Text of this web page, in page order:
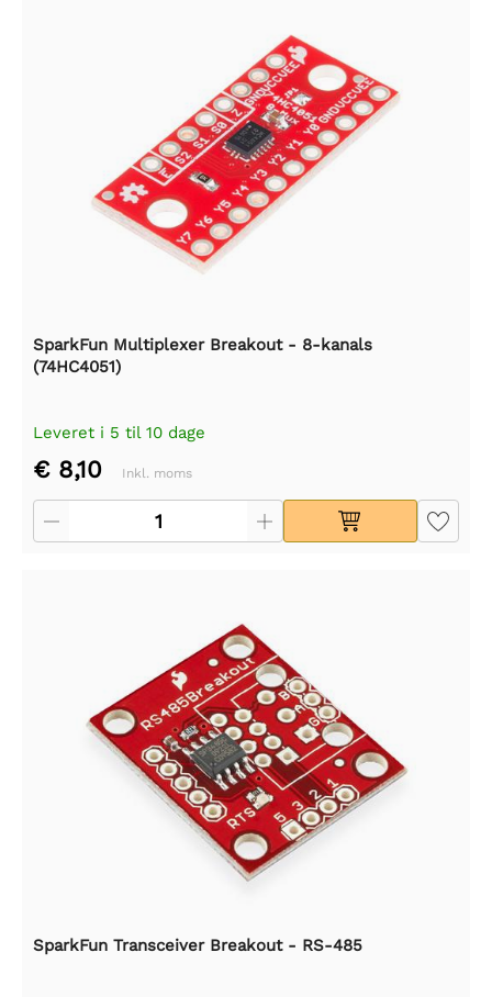
SparkFun Multiplexer Breakout - 8-kanals
(74HC4051)
Leveret i 5 til 10 dage
€ 8,10 Inkl. moms
SparkFun Transceiver Breakout - RS-485